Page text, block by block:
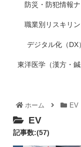
防災・防犯情報
職業別リスキリ
デジタル化（DX）
東洋医学（漢方・鍼
ホーム EV
EV
記事数:(57)